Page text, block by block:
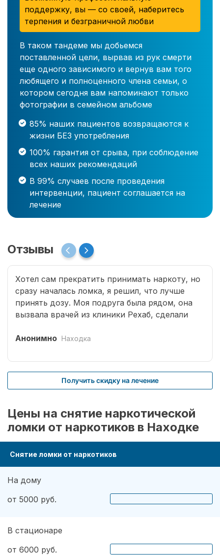
поддержку, вы — со своей, наберитесь
терпения и безграничной любви
В таком тандеме мы добьемся
поставленной цели, вырвав из рук смерти
еще одного зависимого и вернув вам того
любящего и полноценного члена семьи, о
котором сегодня вам напоминают только
фотографии в семейном альбоме
85% наших пациентов возвращаются к
жизни БЕЗ употребления
100% гарантия от срыва, при соблюдение
всех наших рекомендаций
В 99% случаев после проведения
интервенции, пациент соглашается на
лечение
Отзывы
Хотел сам прекратить принимать наркоту, но
сразу началась ломка, я решил, что лучше
принять дозу. Моя подруга была рядом, она
вызвала врачей из клиники Рехаб, сделали
что надо там пролечиться основательно.
Анонимно Находка
Получить скидку на лечение
Цены на снятие наркотической
ломки от наркотиков в Находке
Снятие ломки от наркотиков
На дому
от 5000 руб.
В стационаре
от 6000 руб.